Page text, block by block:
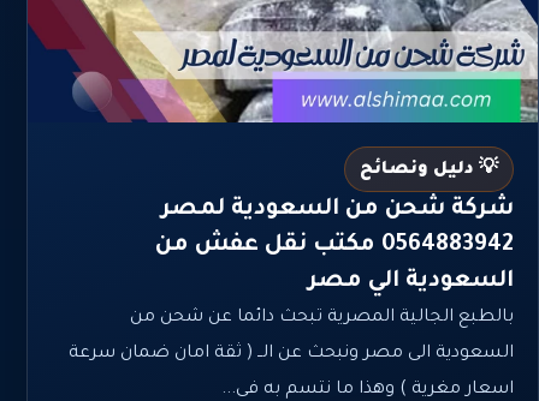
💡 دليل ونصائح
شركة شحن من السعودية لمصر
0564883942 مكتب نقل عفش من
السعودية الي مصر
بالطبع الجالية المصرية تبحث دائما عن شحن من
السعودية الى مصر ونبحث عن الــ ( ثقة امان ضمان سرعة
اسعار مغرية ) وهذا ما نتسم به فى...